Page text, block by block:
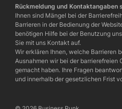
Rückmeldung und Kontaktangaben
Ihnen sind Mängel bei der
Barrieren in der Bedienung der
benötigen Hilfe bei der Benutzung
Sie mit uns Kontakt auf.
Wir erklären Ihnen, welche Barrieren
Ausnahmen wir bei der barrierefreien
gemacht haben. Ihre Fragen
und innerhalb der gesetzlichen Frist